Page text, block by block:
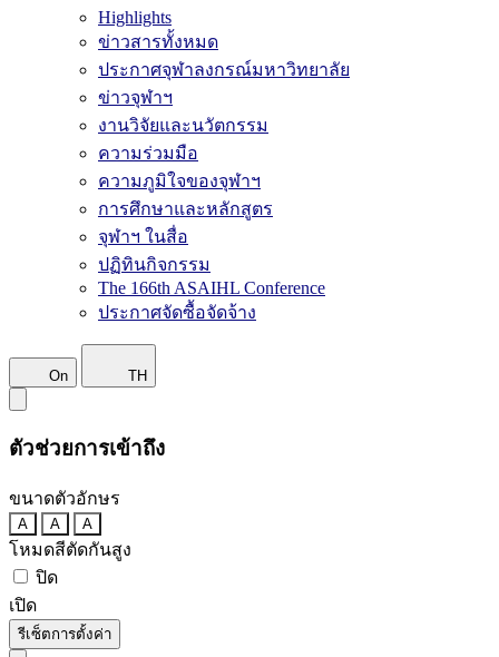
Highlights
ข่าวสารทั้งหมด
ประกาศจุฬาลงกรณ์มหาวิทยาลัย
ข่าวจุฬาฯ
งานวิจัยและนวัตกรรม
ความร่วมมือ
ความภูมิใจของจุฬาฯ
การศึกษาและหลักสูตร
จุฬาฯ ในสื่อ
ปฏิทินกิจกรรม
The 166th ASAIHL Conference
ประกาศจัดซื้อจัดจ้าง
On TH
ตัวช่วยการเข้าถึง
ขนาดตัวอักษร
A A A
โหมดสีตัดกันสูง
ปิด
เปิด
รีเซ็ตการตั้งค่า